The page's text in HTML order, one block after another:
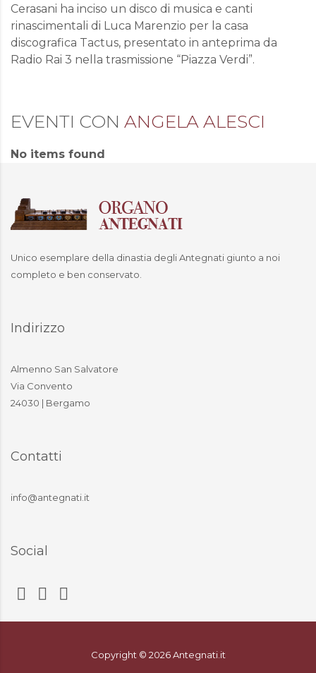
Cerasani ha inciso un disco di musica e canti
rinascimentali di Luca Marenzio per la casa
discografica Tactus, presentato in anteprima da
Radio Rai 3 nella trasmissione “Piazza Verdi”.
EVENTI CON ANGELA ALESCI
No items found
Unico esemplare della dinastia degli Antegnati giunto a noi
completo e ben conservato.
Indirizzo
Almenno San Salvatore
Via Convento
24030 | Bergamo
Contatti
info@antegnati.it
Social
Copyright © 2026 Antegnati.it